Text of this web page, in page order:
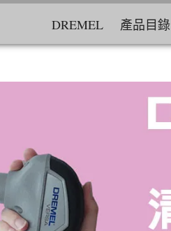
DREMEL 產品目錄